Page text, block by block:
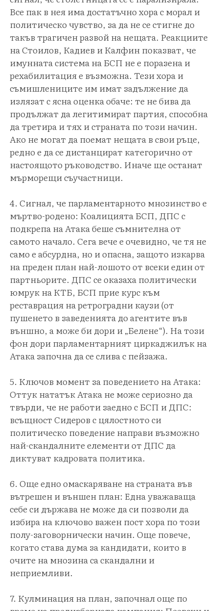
Все пак в нея има достатъчно хора с морал и
политическо чувство, за да не се стигне до
такъв трагичен развой на нещата. Реакциите
на Стоилов, Кадиев и Калфин показват, че
имунната система на БСП не е поразена и
рехабилитация е възможна. Тези хора и
съмишлениците им имат задължение да
излязат с ясна оценка обаче: те не бива да
продължат да легитимират партия, способна
да третира и тях и страната по този начин.
Ако не могат да поемат нещата в свои ръце,
редно е да се дистанцират категорично от
настоящото ръководство. Иначе ще останат
мърморещи съучастници.
4. Сигнал, че парламентарното мнозинство е
мъртво-родено: Коалицията БСП, ДПС с
подкрепа на Атака беше съмнителна от
самото начало. Сега вече е очевидно, че тя не
само е абсурдна, но и опасна, защото изкарва
на преден план най-лошото от всеки един от
партньорите. ДПС се оказаха политически
юмрук на КТБ, БСП прие курс към
реставрация на ретроградни каузи (от
пушенето в заведенията до агентите във
външно, а може би дори и „Белене“). На този
фон дори парламентарният циркаджилък на
Атака започна да се слива с пейзажа.
5. Ключов момент за поведението на Атака:
Оттук нататък Атака не може сериозно да
твърди, че не работи заедно с БСП и ДПС:
всъщност Сидеров с цялостното си
политическо поведение направи възможно
най-скандалните елементи от ДПС да
диктуват кадровата политика.
6. Още едно омаскаряване на страната във
вътрешен и външен план: Една уважаваща
себе си държава не може да си позволи да
избира на ключово важен пост хора по този
полу-заговорнически начин. Още повече,
когато става дума за кандидати, които в
очите на мнозина са скандални и
неприемливи.
7. Кулминация на план, започнал още по